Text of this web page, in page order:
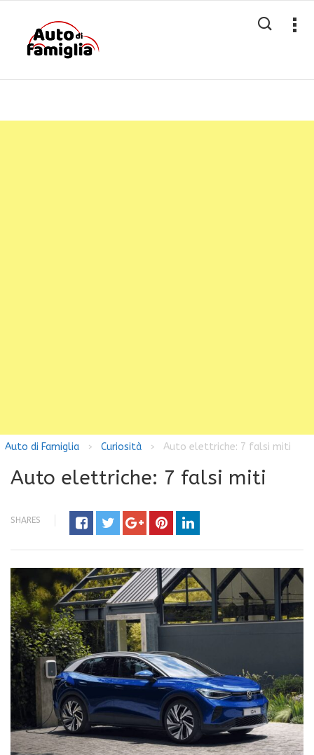
Auto di Famiglia > Curiosità > Auto elettriche: 7 falsi miti
Auto elettriche: 7 falsi miti
SHARES